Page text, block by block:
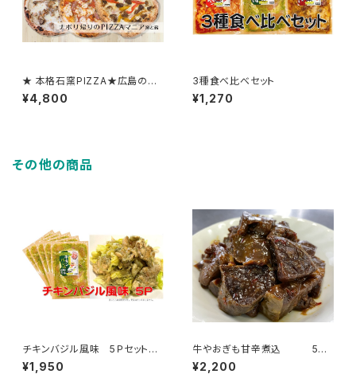
★ 本格石窯PIZZA★広島の名
産を使ったこだわり３種
¥4,800
3種食べ比べセット
¥1,270
その他の商品
チキンバジル風味 5Ｐセット
（1袋 約200ｇ）
¥1,950
牛やおぎも甘辛煮込 5個
パックセット
¥2,200